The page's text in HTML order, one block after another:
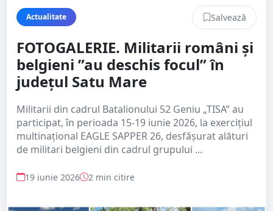
Actualitate Salvează
FOTOGALERIE. Militarii români și
belgieni ”au deschis focul” în
județul Satu Mare
Militarii din cadrul Batalionului 52 Geniu „TISA” au
participat, în perioada 15-19 iunie 2026, la exercițiul
multinațional EAGLE SAPPER 26, desfășurat alături
de militari belgieni din cadrul grupului ...
19 iunie 2026 2 min citire